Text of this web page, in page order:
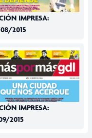
IMPRESA:
2015
IMPRESA:
2015